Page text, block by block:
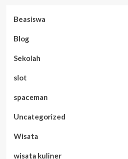
Beasiswa
Blog
Sekolah
slot
spaceman
Uncategorized
Wisata
wisata kuliner